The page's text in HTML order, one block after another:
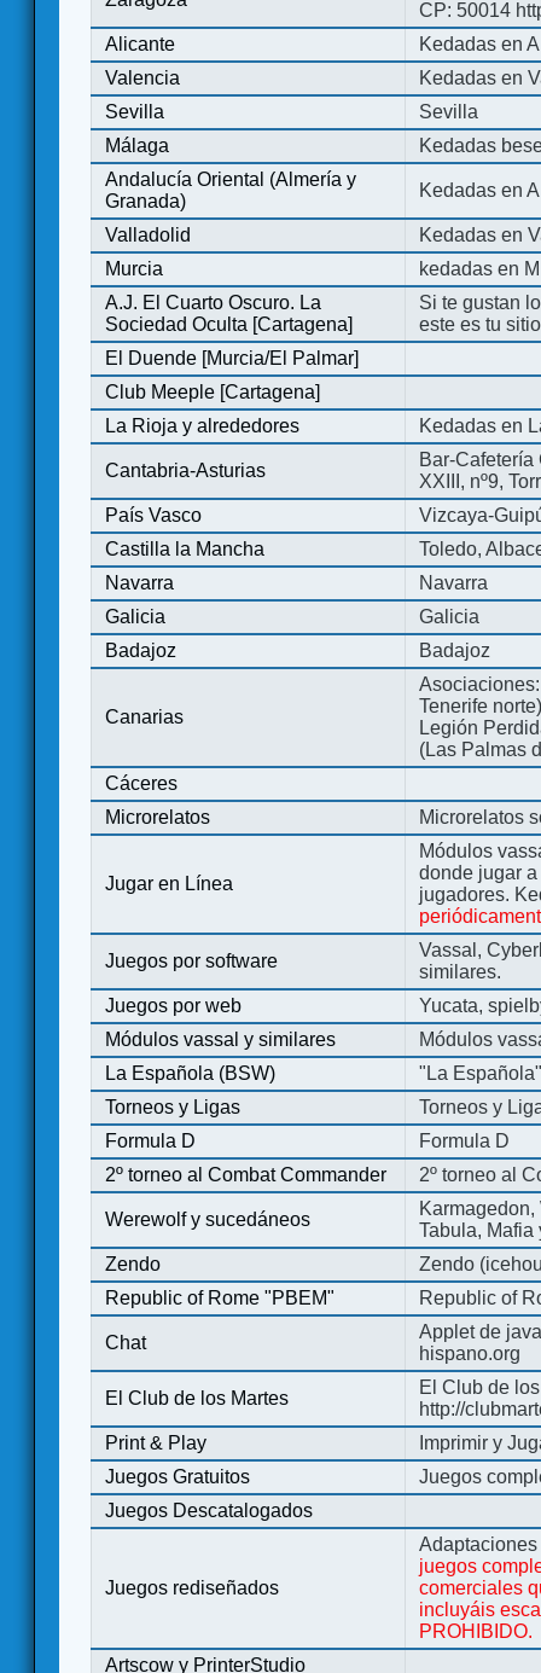
CP: 50014
Alicante
Kedadas en
Valencia
Kedadas en
Sevilla
Sevilla
Málaga
Kedadas
Andalucía Oriental (Almería y
Granada)
Kedadas en
Valladolid
Kedadas en
Murcia
kedadas en
A.J. El Cuarto Oscuro. La
Sociedad Oculta [Cartagena]
Si te gustan
este es tu
El Duende [Murcia/El Palmar]
Club Meeple [Cartagena]
La Rioja y alrededores
Kedadas en
Cantabria-Asturias
Bar-
XXIII, nº9,
País Vasco
Vizcaya-
Castilla la Mancha
Toledo,
Navarra
Navarra
Galicia
Galicia
Badajoz
Badajoz
Canarias
Tenerife
Legión
(Las Palmas
Cáceres
Microrelatos
Microrelatos
Jugar en Línea
Módulos
donde jugar
jugadores.
Juegos por software
Vassal,
similares.
Juegos por web
Yucata,
Módulos vassal y similares
Módulos
La Española (BSW)
"La
Torneos y Ligas
Torneos y
Formula D
Formula D
2º torneo al Combat Commander
2º torneo al
Werewolf y sucedáneos
Tabula, Mafia
Zendo
Zendo
Republic of Rome "PBEM"
Republic of
Chat
Applet de
hispano.org
El Club de los Martes
El Club de
http://
Print & Play
Imprimir y
Juegos Gratuitos
Juegos
Juegos Descatalogados
Juegos rediseñados
juegos
comerciales
incluyáis
PROHIBIDO.
Artscow y PrinterStudio